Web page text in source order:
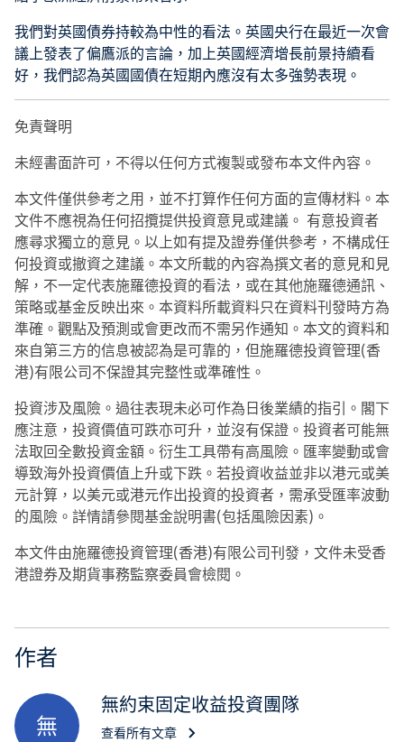
我們對英國債券持較為中性的看法。英國央行在最近一次會
議上發表了偏鷹派的言論，加上英國經濟增長前景持續看
好，我們認為英國國債在短期內應沒有太多強勢表現。
免責聲明
未經書面許可，不得以任何方式複製或發布本文件內容。
本文件僅供參考之用，並不打算作任何方面的宣傳材料。本
文件不應視為任何招攬提供投資意見或建議。 有意投資者
應尋求獨立的意見。以上如有提及證券僅供參考，不構成任
何投資或撤資之建議。本文所載的內容為撰文者的意見和見
解，不一定代表施羅德投資的看法，或在其他施羅德通訊、
策略或基金反映出來。本資料所載資料只在資料刊發時方為
準確。觀點及預測或會更改而不需另作通知。本文的資料和
來自第三方的信息被認為是可靠的，但施羅德投資管理(香
港)有限公司不保證其完整性或準確性。
投資涉及風險。過往表現未必可作為日後業績的指引。閣下
應注意，投資價值可跌亦可升，並沒有保證。投資者可能無
法取回全數投資金額。衍生工具帶有高風險。匯率變動或會
導致海外投資價值上升或下跌。若投資收益並非以港元或美
元計算，以美元或港元作出投資的投資者，需承受匯率波動
的風險。詳情請參閱基金說明書(包括風險因素)。
本文件由施羅德投資管理(香港)有限公司刊發，文件未受香
港證券及期貨事務監察委員會檢閱。
作者
無
無約束固定收益投資團隊
查看所有文章